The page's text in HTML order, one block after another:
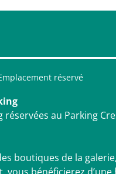
réservé
réservées au Parking
boutiques de la